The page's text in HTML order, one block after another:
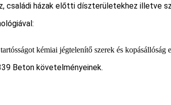
családi házak előtti díszterületekhez illetve
kémiai jégtelenítő szerek és kopásállóság
Beton követelményeinek.